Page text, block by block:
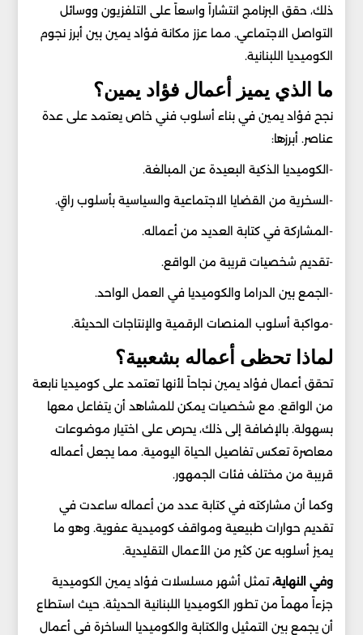
ذلك، حقق البرنامج انتشاراً واسعاً على التلفزيون ووسائل
التواصل الاجتماعي. مما عزز مكانة فؤاد يمين بين أبرز نجوم
الكوميديا اللبنانية.
ما الذي يميز أعمال فؤاد يمين؟
نجح فؤاد يمين في بناء أسلوب فني خاص يعتمد على عدة
عناصر. أبرزها:
-الكوميديا الذكية البعيدة عن المبالغة.
-السخرية من القضايا الاجتماعية والسياسية بأسلوب راقٍ.
-المشاركة في كتابة العديد من أعماله.
-تقديم شخصيات قريبة من الواقع.
-الجمع بين الدراما والكوميديا في العمل الواحد.
-مواكبة أسلوب المنصات الرقمية والإنتاجات الحديثة.
لماذا تحظى أعماله بشعبية؟
تحقق أعمال فؤاد يمين نجاحاً لأنها تعتمد على كوميديا نابعة
من الواقع. مع شخصيات يمكن للمشاهد أن يتفاعل معها
بسهولة. بالإضافة إلى ذلك، يحرص على اختيار موضوعات
معاصرة تعكس تفاصيل الحياة اليومية. مما يجعل أعماله
قريبة من مختلف فئات الجمهور.
وكما أن مشاركته في كتابة عدد من أعماله ساعدت في
تقديم حوارات طبيعية ومواقف كوميدية عفوية. وهو ما
يميز أسلوبه عن كثير من الأعمال التقليدية.
وفي النهاية،تمثل أشهر مسلسلات فؤاد يمين الكوميدية
جزءاً مهماً من تطور الكوميديا اللبنانية الحديثة. حيث استطاع
أن يجمع بين التمثيل والكتابة والكوميديا الساخرة في أعمال